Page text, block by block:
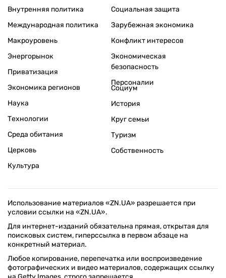
Внутренняя политика
Международная политика
Макроуровень
Энергорынок
Приватизация
Экономика регионов
Социальная защита
Зарубежная экономика
Конфликт интересов
Экономическая
безопасность
Персоналии
Наука
Технологии
Среда обитания
Церковь
Культура
Социум
История
Круг семьи
Туризм
Собственность
Использование материалов «ZN.UA» разрешается при
условии ссылки на «ZN.UA».
Для интернет-изданий обязательна прямая, открытая для
поисковых систем, гиперссылка в первом абзаце на
конкретный материал.
Любое копирование, перепечатка или воспроизведение
фотографических и видео материалов, содержащих ссылку